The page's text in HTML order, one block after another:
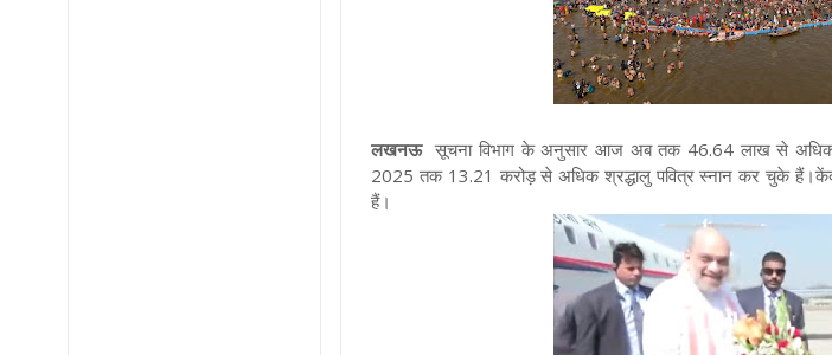
लखनऊ सूचना विभाग के अनुसार आज अब तक 46.64 लाख से
2025 तक 13.21 करोड़ से अधिक श्रद्धालु पवित्र स्नान कर चुके हैं।
हैं।